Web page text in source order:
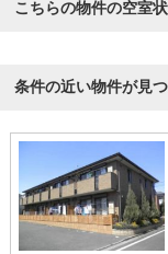
こちらの物件の空室
条件の近い物件が見